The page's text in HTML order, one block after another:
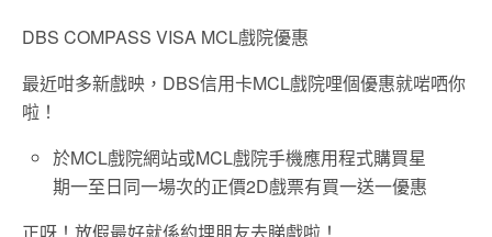
DBS COMPASS VISA MCL戲院優惠
最近咁多新戲映，DBS信用卡MCL戲院哩個優惠就啱哂你
啦！
於MCL戲院網站或MCL戲院手機應用程式購買星
期一至日同一場次的正價2D戲票有買一送一優惠